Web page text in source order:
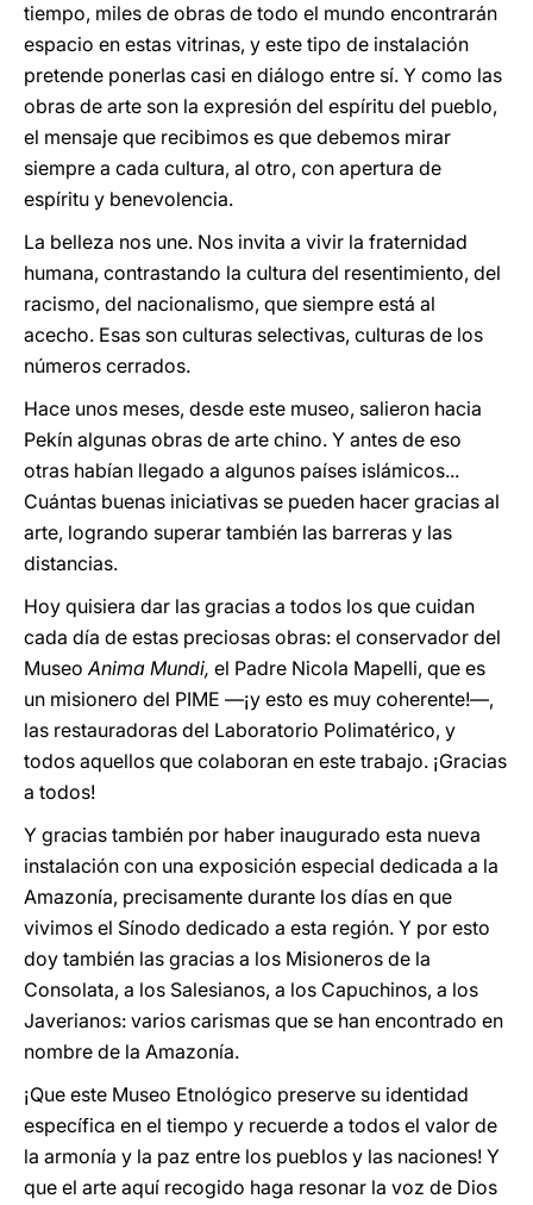
tiempo, miles de obras de todo el mundo encontrarán
espacio en estas vitrinas, y este tipo de instalación
pretende ponerlas casi en diálogo entre sí. Y como las
obras de arte son la expresión del espíritu del pueblo,
el mensaje que recibimos es que debemos mirar
siempre a cada cultura, al otro, con apertura de
espíritu y benevolencia.
La belleza nos une. Nos invita a vivir la fraternidad
humana, contrastando la cultura del resentimiento, del
racismo, del nacionalismo, que siempre está al
acecho. Esas son culturas selectivas, culturas de los
números cerrados.
Hace unos meses, desde este museo, salieron hacia
Pekín algunas obras de arte chino. Y antes de eso
otras habían llegado a algunos países islámicos...
Cuántas buenas iniciativas se pueden hacer gracias al
arte, logrando superar también las barreras y las
distancias.
Hoy quisiera dar las gracias a todos los que cuidan
cada día de estas preciosas obras: el conservador del
MuseoAnima Mundi, el Padre Nicola Mapelli, que es
un misionero del PIME ―¡y esto es muy coherente!―,
las restauradoras del Laboratorio Polimatérico, y
todos aquellos que colaboran en este trabajo. ¡Gracias
a todos!
Y gracias también por haber inaugurado esta nueva
instalación con una exposición especial dedicada a la
Amazonía, precisamente durante los días en que
vivimos el Sínodo dedicado a esta región. Y por esto
doy también las gracias a los Misioneros de la
Consolata, a los Salesianos, a los Capuchinos, a los
Javerianos: varios carismas que se han encontrado en
nombre de la Amazonía.
¡Que este Museo Etnológico preserve su identidad
específica en el tiempo y recuerde a todos el valor de
la armonía y la paz entre los pueblos y las naciones! Y
que el arte aquí recogido haga resonar la voz de Dios